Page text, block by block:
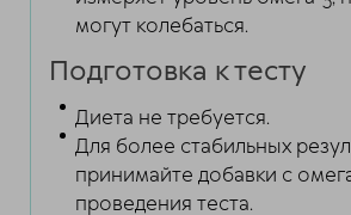
могут колебаться.
Подготовка к тесту
Диета не требуется.
Для более стабильных
принимайте добавки с
проведения теста.